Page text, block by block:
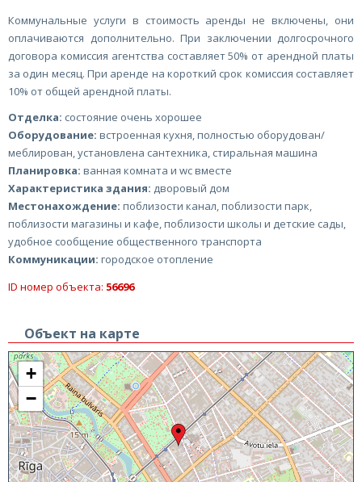
Коммунальные услуги в стоимость аренды не включены, они
оплачиваются дополнительно. При заключении долгосрочного
договора комиссия агентства составляет 50% от арендной платы
за один месяц. При аренде на короткий срок комиссия составляет
10% от общей арендной платы.
Отделка: состояние очень хорошее
Оборудование: встроенная кухня, полностью оборудован/
меблирован, установлена сантехника, стиральная машина
Планировка: ванная комната и wc вместе
Характеристика здания: дворовый дом
Местонахождение: поблизости канал, поблизости парк,
поблизости магазины и кафе, поблизости школы и детские сады,
удобное сообщение общественного транспорта
Коммуникации: городское отопление
ID номер объекта: 56696
Объект на карте
+
−